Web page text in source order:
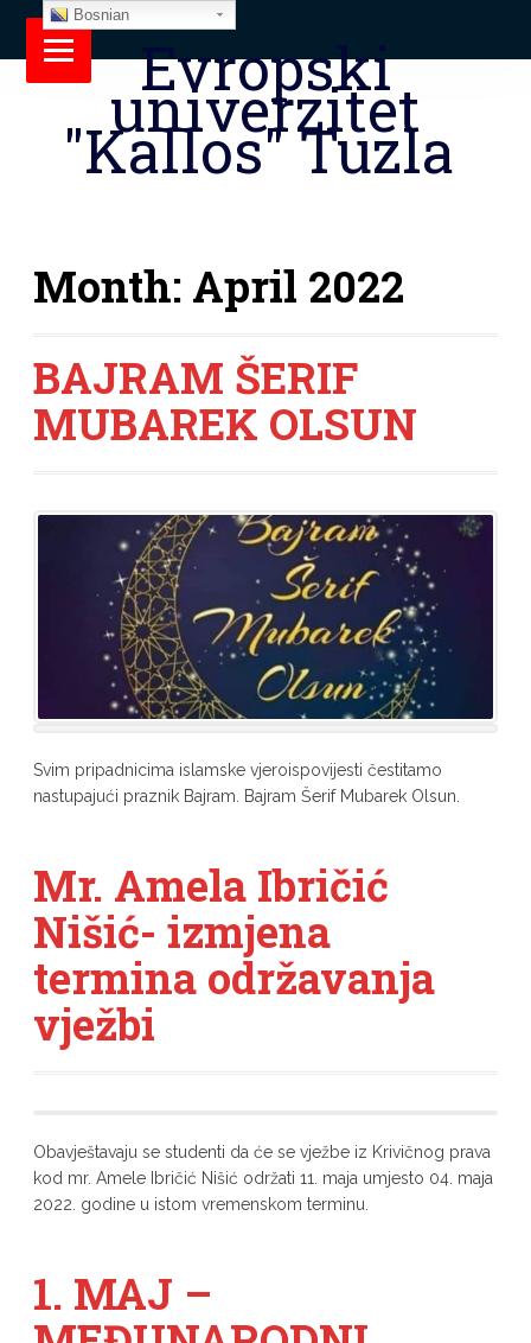
Evropski
univerzitet
"Kallos" Tuzla
Month: April 2022
BAJRAM ŠERIF
MUBAREK OLSUN
Svim pripadnicima islamske vjeroispovijesti čestitamo
nastupajući praznik Bajram. Bajram Šerif Mubarek Olsun.
Mr. Amela Ibričić
Nišić- izmjena
termina održavanja
vježbi
Obavještavaju se studenti da će se vježbe iz Krivičnog prava
kod mr. Amele Ibričić Nišić održati 11. maja umjesto 04. maja
2022. godine u istom vremenskom terminu.
1. MAJ –
Bosnian